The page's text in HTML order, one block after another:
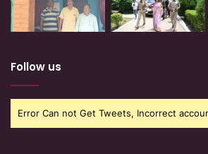
Follow us
Error Can not Get Tweets, Incorrect